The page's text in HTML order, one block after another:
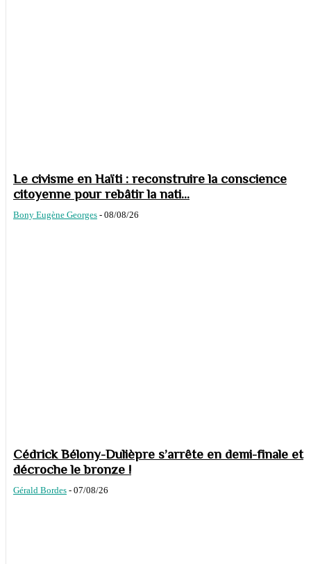
Le civisme en Haïti : reconstruire la conscience
citoyenne pour rebâtir la nati...
Bony Eugène Georges - 08/08/26
Cédrick Bélony-Dulièpre s’arrête en demi-finale et
décroche le bronze !
Gérald Bordes - 07/08/26